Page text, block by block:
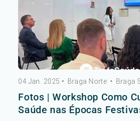
04 Jan. 2025 • Braga Norte • Braga
Fotos | Workshop Como
Saúde nas Épocas